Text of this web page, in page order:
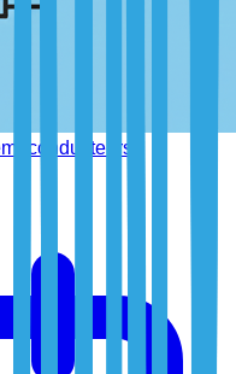
conducteurs